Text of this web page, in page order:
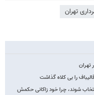
تهران
تهران
را بی کلاه گذاشت
شوند، چرا خود زاکانی حکمش